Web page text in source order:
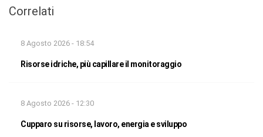
Correlati
8 Agosto 2026 - 18:54
Risorse idriche, più capillare il monitoraggio
8 Agosto 2026 - 12:30
Cupparo su risorse, lavoro, energia e sviluppo